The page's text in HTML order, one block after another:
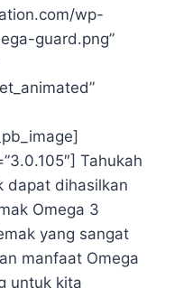
wp-
guard.png”
Tahukah
dapat dihasilkan
Omega 3
yang sangat
manfaat Omega
untuk kita